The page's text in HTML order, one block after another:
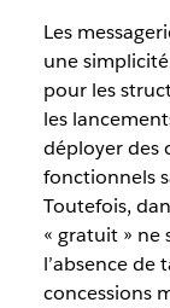
Les
une
pour les
les
déployer des
fonctionnels
Toutefois,
« gratuit » ne
l’absence
concessions